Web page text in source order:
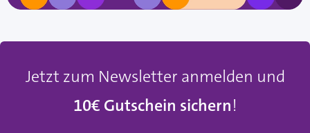
Jetzt zum Newsletter anmelden und
10€ Gutschein sichern!